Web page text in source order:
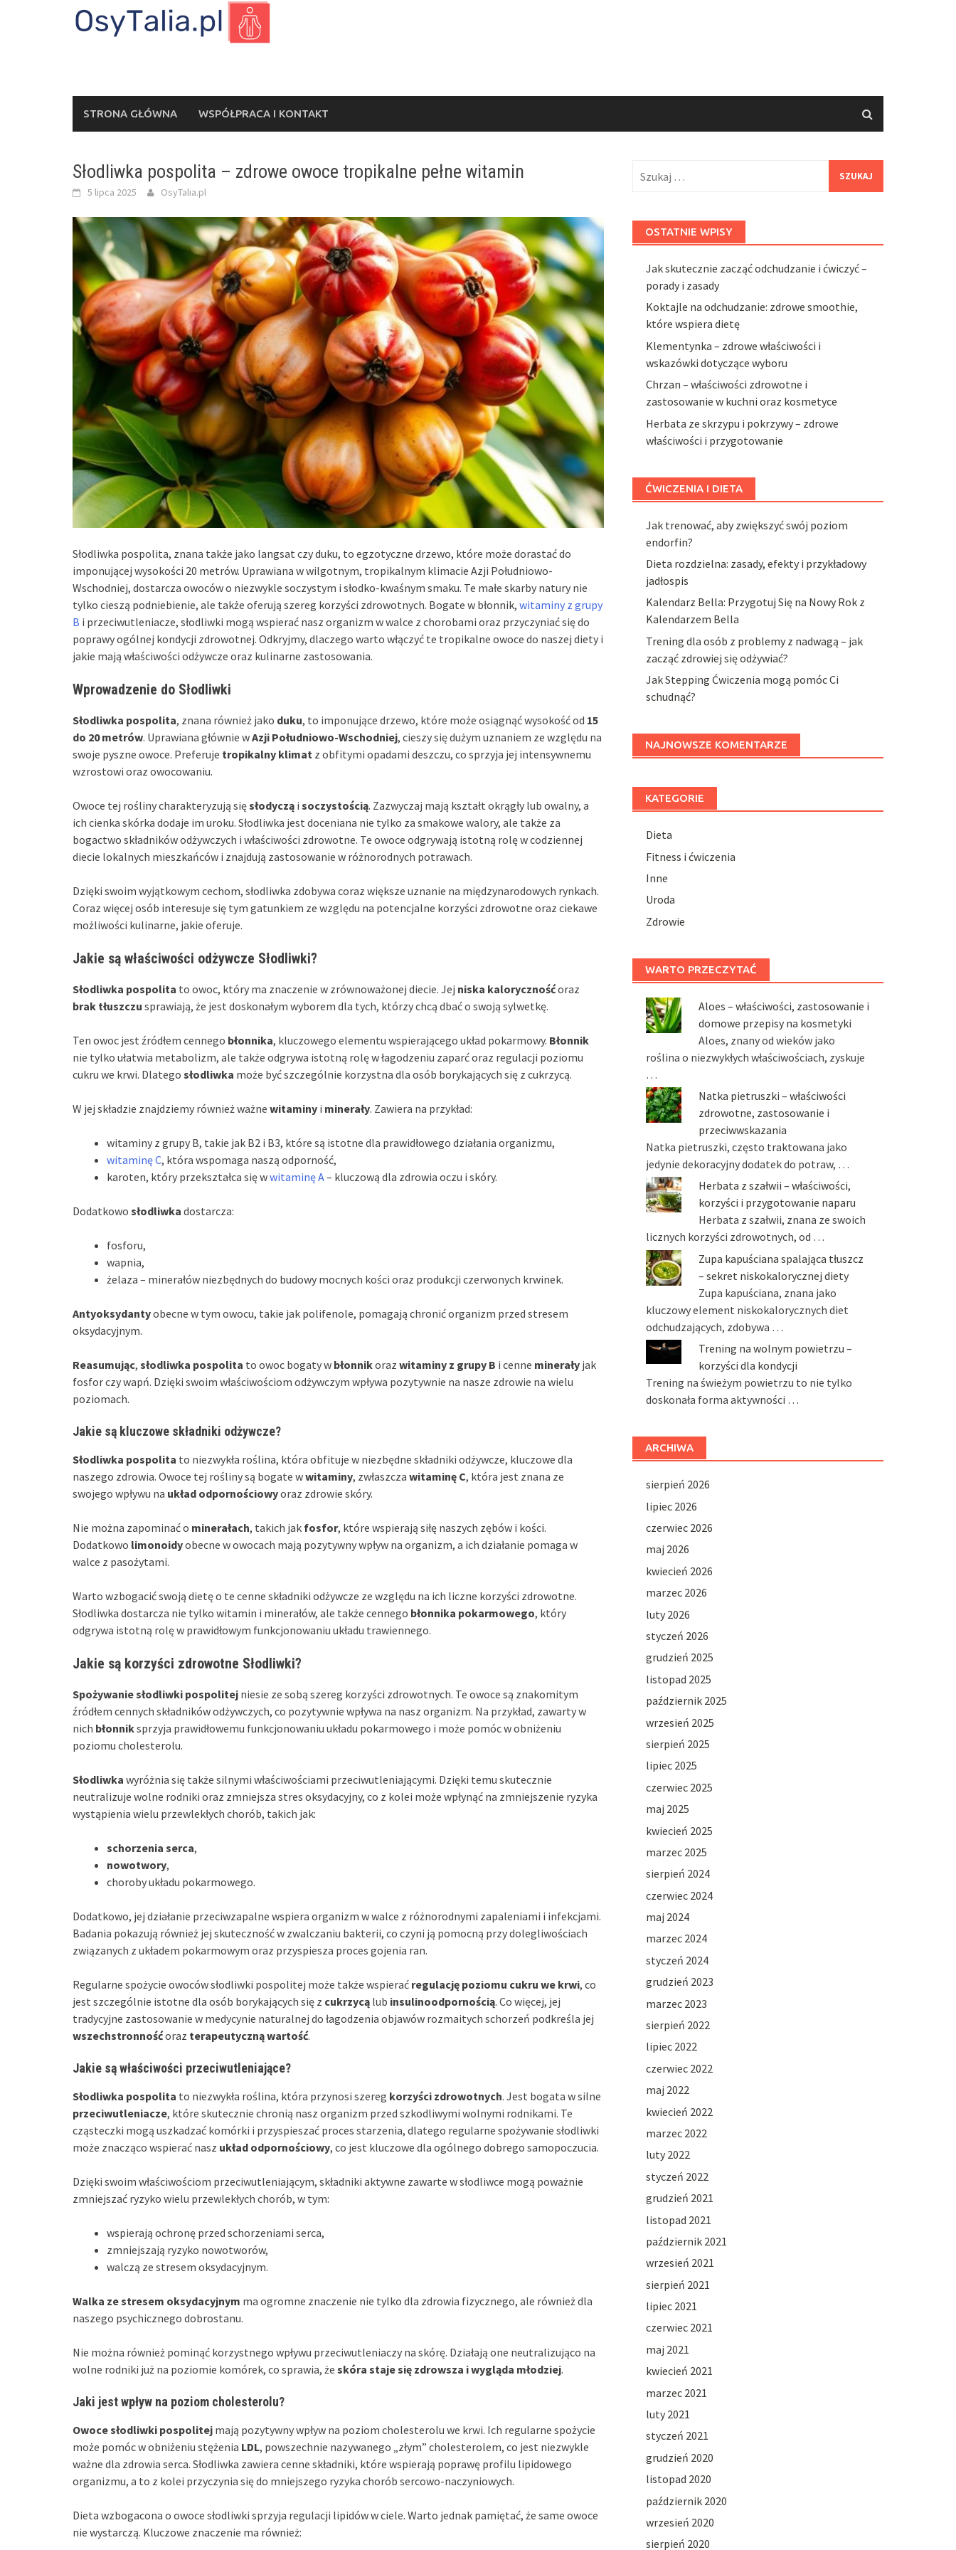
STRONA GŁÓWNA WSPÓŁPRACA I KONTAKT
Słodliwka pospolita – zdrowe owoce tropikalne pełne witamin
5 lipca 2025 OsyTalia.pl
Słodliwka pospolita, znana także jako langsat czy duku, to egzotyczne drzewo, które może dorastać do
imponującej wysokości 20 metrów. Uprawiana w wilgotnym, tropikalnym klimacie Azji Południowo-
Wschodniej, dostarcza owoców o niezwykle soczystym i słodko-kwaśnym smaku. Te małe skarby natury nie
tylko cieszą podniebienie, ale także oferują szereg korzyści zdrowotnych. Bogate w błonnik, witaminy z grupy
B i przeciwutleniacze, słodliwki mogą wspierać nasz organizm w walce z chorobami oraz przyczyniać się do
poprawy ogólnej kondycji zdrowotnej. Odkryjmy, dlaczego warto włączyć te tropikalne owoce do naszej diety i
jakie mają właściwości odżywcze oraz kulinarne zastosowania.
Wprowadzenie do Słodliwki
Słodliwka pospolita, znana również jako duku, to imponujące drzewo, które może osiągnąć wysokość od 15
do 20 metrów. Uprawiana głównie wAzji Południowo-Wschodniej, cieszy się dużym uznaniem ze względu na
swoje pyszne owoce. Preferuje tropikalny klimat z obfitymi opadami deszczu, co sprzyja jej intensywnemu
wzrostowi oraz owocowaniu.
Owoce tej rośliny charakteryzują sięsłodyczą i soczystością. Zazwyczaj mają kształt okrągły lub owalny, a
ich cienka skórka dodaje im uroku. Słodliwka jest doceniana nie tylko za smakowe walory, ale także za
bogactwo składników odżywczych i właściwości zdrowotne. Te owoce odgrywają istotną rolę w codziennej
diecie lokalnych mieszkańców i znajdują zastosowanie w różnorodnych potrawach.
Dzięki swoim wyjątkowym cechom, słodliwka zdobywa coraz większe uznanie na międzynarodowych rynkach.
Coraz więcej osób interesuje się tym gatunkiem ze względu na potencjalne korzyści zdrowotne oraz ciekawe
możliwości kulinarne, jakie oferuje.
Jakie są właściwości odżywcze Słodliwki?
Słodliwka pospolita to owoc, który ma znaczenie w zrównoważonej diecie. Jej niska kalorycznośćoraz
brak tłuszczu sprawiają, że jest doskonałym wyborem dla tych, którzy chcą dbać o swoją sylwetkę.
Ten owoc jest źródłem cennego błonnika, kluczowego elementu wspierającego układ pokarmowy. Błonnik
nie tylko ułatwia metabolizm, ale także odgrywa istotną rolę w łagodzeniu zaparć oraz regulacji poziomu
cukru we krwi. Dlatego słodliwka może być szczególnie korzystna dla osób borykających się z cukrzycą.
W jej składzie znajdziemy również ważne witaminy i minerały. Zawiera na przykład:
witaminy z grupy B, takie jak B2 i B3, które są istotne dla prawidłowego działania organizmu,
witaminę C, która wspomaga naszą odporność,
karoten, który przekształca się wwitaminę A– kluczową dla zdrowia oczu i skóry.
Dodatkowo słodliwka dostarcza:
fosforu,
wapnia,
żelaza – minerałów niezbędnych do budowy mocnych kości oraz produkcji czerwonych krwinek.
Antyoksydantyobecne w tym owocu, takie jak polifenole, pomagają chronić organizm przed stresem
oksydacyjnym.
Reasumując, słodliwka pospolita to owoc bogaty w błonnikoraz witaminy z grupy B i cenne minerały jak
fosfor czy wapń. Dzięki swoim właściwościom odżywczym wpływa pozytywnie na nasze zdrowie na wielu
poziomach.
Jakie są kluczowe składniki odżywcze?
Słodliwka pospolita to niezwykła roślina, która obfituje w niezbędne składniki odżywcze, kluczowe dla
naszego zdrowia. Owoce tej rośliny są bogate wwitaminy, zwłaszcza witaminę C, która jest znana ze
swojego wpływu na układ odpornościowyoraz zdrowie skóry.
Nie można zapominać o minerałach, takich jak fosfor, które wspierają siłę naszych zębów i kości.
Dodatkowo limonoidyobecne w owocach mają pozytywny wpływ na organizm, a ich działanie pomaga w
walce z pasożytami.
Warto wzbogacić swoją dietę o te cenne składniki odżywcze ze względu na ich liczne korzyści zdrowotne.
Słodliwka dostarcza nie tylko witamin i minerałów, ale także cennego błonnika pokarmowego, który
odgrywa istotną rolę w prawidłowym funkcjonowaniu układu trawiennego.
Jakie są korzyści zdrowotne Słodliwki?
Spożywanie słodliwki pospolitej niesie ze sobą szereg korzyści zdrowotnych. Te owoce są znakomitym
źródłem cennych składników odżywczych, co pozytywnie wpływa na nasz organizm. Na przykład, zawarty w
nich błonniksprzyja prawidłowemu funkcjonowaniu układu pokarmowego i może pomóc w obniżeniu
poziomu cholesterolu.
Słodliwka wyróżnia się także silnymi właściwościami przeciwutleniającymi. Dzięki temu skutecznie
neutralizuje wolne rodniki oraz zmniejsza stres oksydacyjny, co z kolei może wpłynąć na zmniejszenie ryzyka
wystąpienia wielu przewlekłych chorób, takich jak:
schorzenia serca,
nowotwory,
choroby układu pokarmowego.
Dodatkowo, jej działanie przeciwzapalne wspiera organizm w walce z różnorodnymi zapaleniami i infekcjami.
Badania pokazują również jej skuteczność w zwalczaniu bakterii, co czyni ją pomocną przy dolegliwościach
związanych z układem pokarmowym oraz przyspiesza proces gojenia ran.
Regularne spożycie owoców słodliwki pospolitej może także wspierać regulację poziomu cukru we krwi, co
jest szczególnie istotne dla osób borykających się z cukrzycą lub insulinoodpornością. Co więcej, jej
tradycyjne zastosowanie w medycynie naturalnej do łagodzenia objawów rozmaitych schorzeń podkreśla jej
wszechstronnośćoraz terapeutyczną wartość.
Jakie są właściwości przeciwutleniające?
Słodliwka pospolita to niezwykła roślina, która przynosi szereg korzyści zdrowotnych. Jest bogata w silne
przeciwutleniacze, które skutecznie chronią nasz organizm przed szkodliwymi wolnymi rodnikami. Te
cząsteczki mogą uszkadzać komórki i przyspieszać proces starzenia, dlatego regularne spożywanie słodliwki
może znacząco wspierać nasz układ odpornościowy, co jest kluczowe dla ogólnego dobrego samopoczucia.
Dzięki swoim właściwościom przeciwutleniającym, składniki aktywne zawarte w słodliwce mogą poważnie
zmniejszać ryzyko wielu przewlekłych chorób, w tym:
wspierają ochronę przed schorzeniami serca,
zmniejszają ryzyko nowotworów,
walczą ze stresem oksydacyjnym.
Walka ze stresem oksydacyjnym ma ogromne znaczenie nie tylko dla zdrowia fizycznego, ale również dla
naszego psychicznego dobrostanu.
Nie można również pominąć korzystnego wpływu przeciwutleniaczy na skórę. Działają one neutralizująco na
wolne rodniki już na poziomie komórek, co sprawia, że skóra staje się zdrowsza i wygląda młodziej.
Jaki jest wpływ na poziom cholesterolu?
Owoce słodliwki pospolitej mają pozytywny wpływ na poziom cholesterolu we krwi. Ich regularne spożycie
może pomóc w obniżeniu stężenia LDL, powszechnie nazywanego „złym” cholesterolem, co jest niezwykle
ważne dla zdrowia serca. Słodliwka zawiera cenne składniki, które wspierają poprawę profilu lipidowego
organizmu, a to z kolei przyczynia się do mniejszego ryzyka chorób sercowo-naczyniowych.
Dieta wzbogacona o owoce słodliwki sprzyja regulacji lipidów w ciele. Warto jednak pamiętać, że same owoce
nie wystarczą. Kluczowe znaczenie ma również:
OSTATNIE WPISY
Jak skutecznie zacząć odchudzanie i ćwiczyć –
porady i zasady
Koktajle na odchudzanie: zdrowe smoothie,
które wspiera dietę
Klementynka – zdrowe właściwości i
wskazówki dotyczące wyboru
Chrzan – właściwości zdrowotne i
zastosowanie w kuchni oraz kosmetyce
Herbata ze skrzypu i pokrzywy – zdrowe
właściwości i przygotowanie
ĆWICZENIA I DIETA
Jak trenować, aby zwiększyć swój poziom
endorfin?
Dieta rozdzielna: zasady, efekty i przykładowy
jadłospis
Kalendarz Bella: Przygotuj Się na Nowy Rok z
Kalendarzem Bella
Trening dla osób z problemy z nadwagą – jak
zacząć zdrowiej się odżywiać?
Jak Stepping Ćwiczenia mogą pomóc Ci
schudnąć?
NAJNOWSZE KOMENTARZE
KATEGORIE
Dieta
Fitness i ćwiczenia
Inne
Uroda
Zdrowie
WARTO PRZECZYTAĆ
Aloes – właściwości, zastosowanie i
domowe przepisy na kosmetyki
Aloes, znany od wieków jako
roślina o niezwykłych właściwościach, zyskuje
…
Natka pietruszki – właściwości
zdrowotne, zastosowanie i
przeciwwskazania
Natka pietruszki, często traktowana jako
jedynie dekoracyjny dodatek do potraw, …
Herbata z szałwii – właściwości,
korzyści i przygotowanie naparu
Herbata z szałwii, znana ze swoich
licznych korzyści zdrowotnych, od …
Zupa kapuściana spalająca tłuszcz
– sekret niskokalorycznej diety
Zupa kapuściana, znana jako
kluczowy element niskokalorycznych diet
odchudzających, zdobywa …
Trening na wolnym powietrzu –
korzyści dla kondycji
Trening na świeżym powietrzu to nie tylko
doskonała forma aktywności …
ARCHIWA
sierpień 2026
lipiec 2026
czerwiec 2026
maj 2026
kwiecień 2026
marzec 2026
luty 2026
styczeń 2026
grudzień 2025
listopad 2025
październik 2025
wrzesień 2025
sierpień 2025
lipiec 2025
czerwiec 2025
maj 2025
kwiecień 2025
marzec 2025
sierpień 2024
czerwiec 2024
maj 2024
marzec 2024
styczeń 2024
grudzień 2023
marzec 2023
sierpień 2022
lipiec 2022
czerwiec 2022
maj 2022
kwiecień 2022
marzec 2022
luty 2022
styczeń 2022
grudzień 2021
listopad 2021
październik 2021
wrzesień 2021
sierpień 2021
lipiec 2021
czerwiec 2021
maj 2021
kwiecień 2021
marzec 2021
luty 2021
styczeń 2021
grudzień 2020
listopad 2020
październik 2020
wrzesień 2020
sierpień 2020